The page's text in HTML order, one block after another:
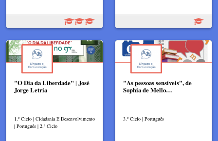
"O Dia da Liberdade" | José
Jorge Letria
1.º Ciclo | Cidadania E Desenvolvimento
| Português | 2.º Ciclo
"As pessoas sensíveis", de
Sophia de Mello…
3.º Ciclo | Português